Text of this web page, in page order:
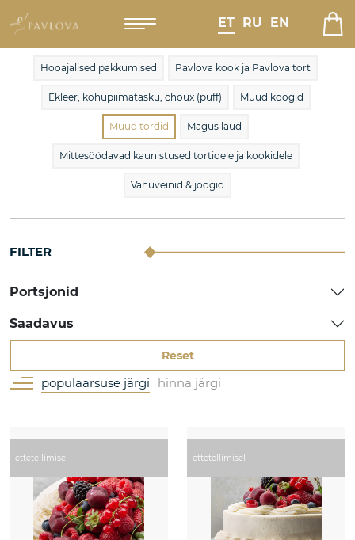
ET RU EN
Hooajalised pakkumised Pavlova kook ja Pavlova tort
Ekleer, kohupiimatasku, choux (puff) Muud koogid
Muud tordid Magus laud
Mittesöödavad kaunistused tortidele ja kookidele
Vahuveinid & joogid
FILTER
Portsjonid
Saadavus
Reset
populaarsuse järgi hinna järgi
ettetellimisel ettetellimisel